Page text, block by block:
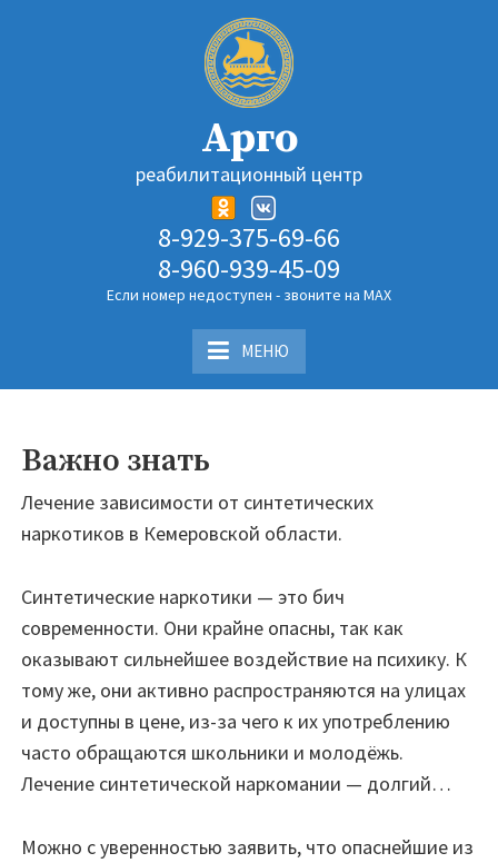
Арго
реабилитационный центр
8-929-375-69-66
8-960-939-45-09
Если номер недоступен - звоните на MAX
МЕНЮ
Важно знать
Лечение зависимости от синтетических
наркотиков в Кемеровской области.
Синтетические наркотики — это бич
современности. Они крайне опасны, так как
оказывают сильнейшее воздействие на психику. К
тому же, они активно распространяются на улицах
и доступны в цене, из-за чего к их употреблению
часто обращаются школьники и молодёжь.
Лечение синтетической наркомании — долгий…
Можно с уверенностью заявить, что опаснейшие из